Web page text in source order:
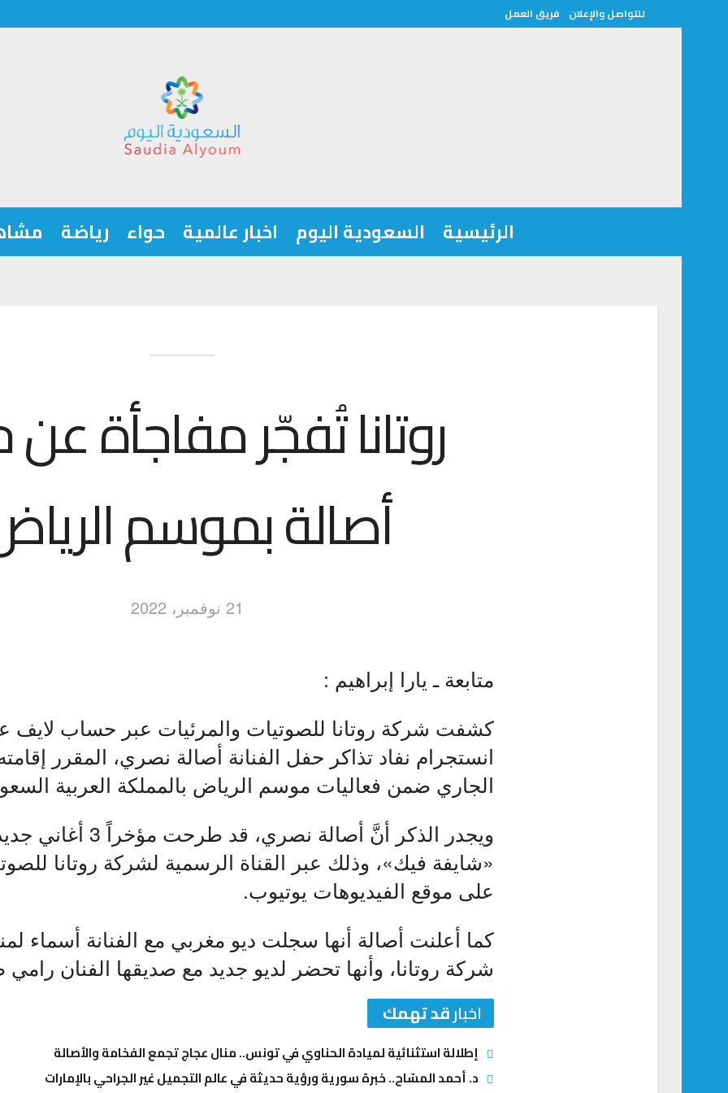
للتواصل والإعلان فريق العمل
الرئيسية السعودية اليوم اخبار عالمية حواء رياضة
روتانا تُفجّر مفاجأة
أصالة بموسم
21 نوفمبر، 2022
متابعة ـ يارا إبراهيم :
كشفت شركة روتانا للصوتيات والمرئيات عبر حساب لايف
الجاري ضمن فعاليات موسم الرياض بالمملكة العربية
ويجدر الذكر أنَّ أصالة
«شايفة فيك»، وذلك عبر القناة الرسمية لشركة روتانا
على موقع الفيديوهات يوتيوب.
كما أعلنت أصالة أنها سجلت ديو مغربي مع الفنانة أسماء
شركة روتانا، وأنها تحضر لديو جديد مع صديقها الفنان
اخبارقد تهمك
إطلالة استثنائية لميادة الحناوي في تونس.. منال عجاج تجمع الفخامة والأصالة
د. أحمد المسّاح.. خبرة سورية ورؤية حديثة في عالم التجميل غير الجراحي بالإمارات